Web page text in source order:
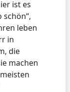
ist es
leben
in
die
machen